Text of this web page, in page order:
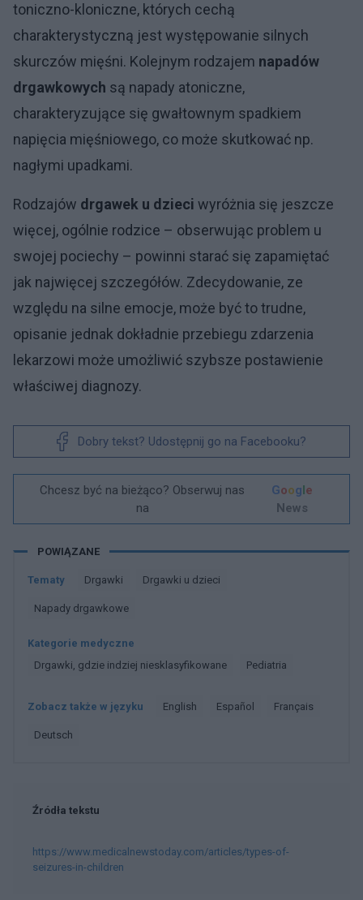
toniczno-kloniczne, których cechą
charakterystyczną jest występowanie silnych
skurczów mięśni. Kolejnym rodzajem napadów
drgawkowych są napady atoniczne,
charakteryzujące się gwałtownym spadkiem
napięcia mięśniowego, co może skutkować np.
nagłymi upadkami.
Rodzajów drgawek u dzieci wyróżnia się jeszcze
więcej, ogólnie rodzice – obserwując problem u
swojej pociechy – powinni starać się zapamiętać
jak najwięcej szczegółów. Zdecydowanie, ze
względu na silne emocje, może być to trudne,
opisanie jednak dokładnie przebiegu zdarzenia
lekarzowi może umożliwić szybsze postawienie
właściwej diagnozy.
Dobry tekst? Udostępnij go na Facebooku?
Chcesz być na bieżąco? Obserwuj nas
na
Google
News
POWIĄZANE
Tematy Drgawki Drgawki u dzieci
Napady drgawkowe
Kategorie medyczne
Drgawki, gdzie indziej niesklasyfikowane
Pediatria
Zobacz także w języku english español français
deutsch
Źródła tekstu
https://www.medicalnewstoday.com/articles/types-of-
seizures-in-children